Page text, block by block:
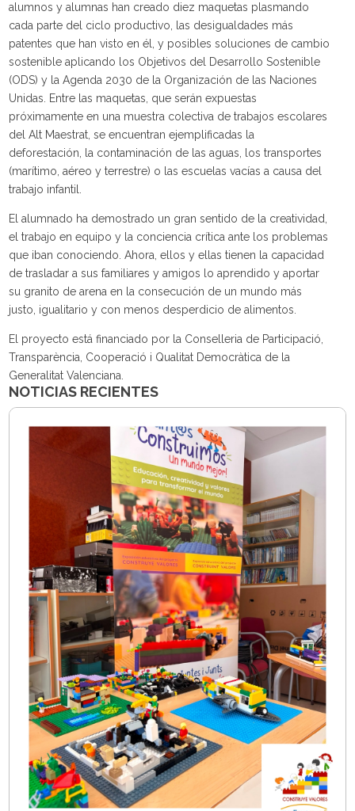
alumnos y alumnas han creado diez maquetas plasmando
cada parte del ciclo productivo, las desigualdades más
patentes que han visto en él, y posibles soluciones de cambio
sostenible aplicando los Objetivos del Desarrollo Sostenible
(ODS) y la Agenda 2030 de la Organización de las Naciones
Unidas. Entre las maquetas, que serán expuestas
próximamente en una muestra colectiva de trabajos escolares
del Alt Maestrat, se encuentran ejemplificadas la
deforestación, la contaminación de las aguas, los transportes
(marítimo, aéreo y terrestre) o las escuelas vacías a causa del
trabajo infantil.
El alumnado ha demostrado un gran sentido de la creatividad,
el trabajo en equipo y la conciencia crítica ante los problemas
que iban conociendo. Ahora, ellos y ellas tienen la capacidad
de trasladar a sus familiares y amigos lo aprendido y aportar
su granito de arena en la consecución de un mundo más
justo, igualitario y con menos desperdicio de alimentos.
El proyecto está financiado por la Conselleria de Participació,
Transparència, Cooperació i Qualitat Democràtica de la
Generalitat Valenciana.
NOTICIAS RECIENTES